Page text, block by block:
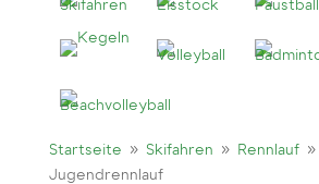
Startseite 9 Skifahren 9 Rennlauf 9
Jugendrennlauf